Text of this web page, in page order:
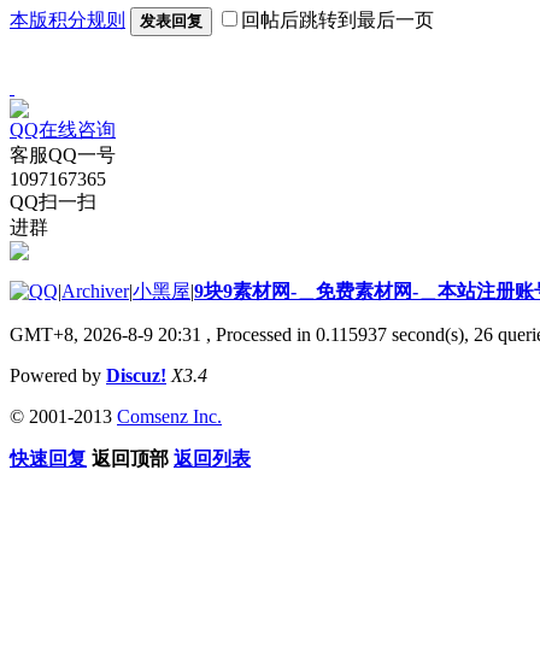
本版积分规则 发表回复 回帖后跳转到最后一页
QQ在线咨询
客服QQ一号
1097167365
QQ扫一扫
进群
|Archiver|小黑屋|9块9素材网-＿免费素材网-＿本站注册账
GMT+8, 2026-8-9 20:31 , Processed in 0.115937 second(s), 26
Powered by Discuz! X3.4
© 2001-2013 Comsenz Inc.
快速回复 返回顶部 返回列表